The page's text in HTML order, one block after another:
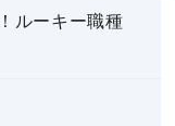
ルーキー職種